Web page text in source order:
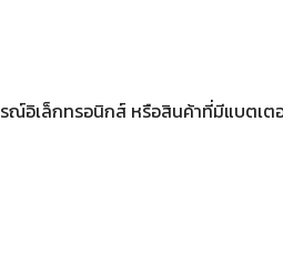
ณ์อิเล็กทรอนิกส์ หรือสินค้าที่มีแบตเ